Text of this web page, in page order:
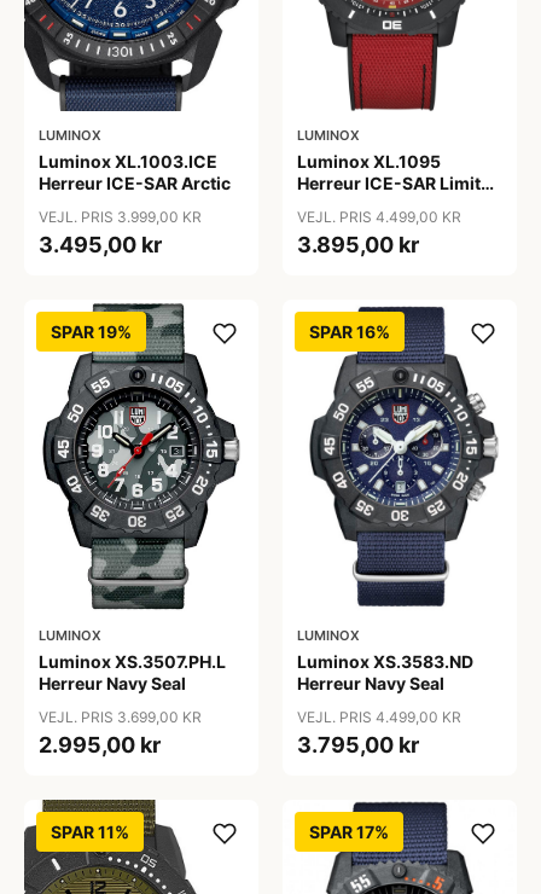
LUMINOX
Luminox XL.1003.ICE
Herreur ICE-SAR Arctic
VEJL. PRIS 3.999,00 KR
3.495,00 kr
LUMINOX
Luminox XL.1095
Herreur ICE-SAR Limited
VEJL. PRIS 4.499,00 KR
3.895,00 kr
SPAR 19%
LUMINOX
Luminox XS.3507.PH.L
Herreur Navy Seal
VEJL. PRIS 3.699,00 KR
2.995,00 kr
SPAR 16%
LUMINOX
Luminox XS.3583.ND
Herreur Navy Seal
VEJL. PRIS 4.499,00 KR
3.795,00 kr
SPAR 11% SPAR 17%